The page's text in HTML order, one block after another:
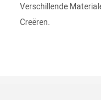
Verschillende
Creëren.